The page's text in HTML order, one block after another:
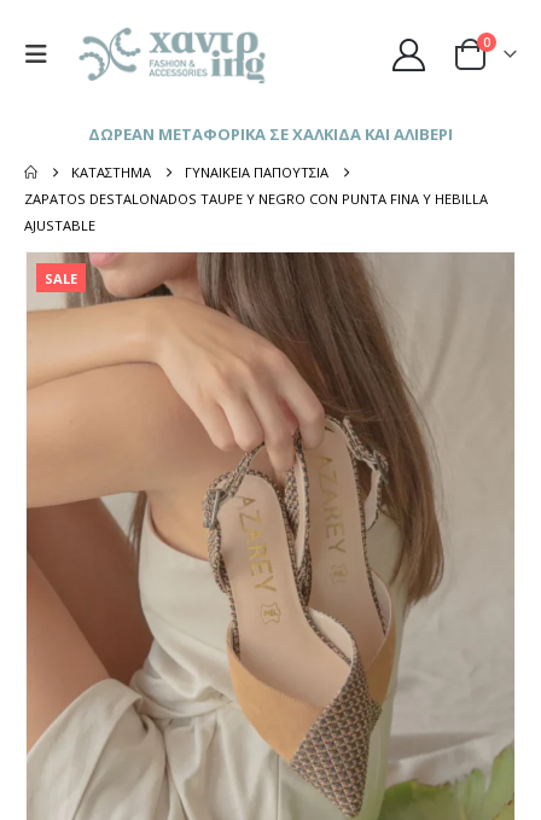
0
ΔΩΡΕΑΝ ΜΕΤΑΦΟΡΙΚΑ ΣΕ ΧΑΛΚΙΔΑ ΚΑΙ ΑΛΙΒΕΡΙ
ΚΑΤΆΣΤΗΜΑ
ΓΥΝΑΙΚΕΊΑ ΠΑΠΟΎΤΣΙΑ
ZAPATOS DESTALONADOS TAUPE Y NEGRO CON PUNTA FINA Y HEBILLA
AJUSTABLE
SALE